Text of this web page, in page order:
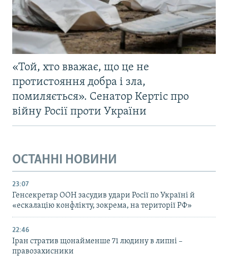
«Той, хто вважає, що це не
протистояння добра і зла,
помиляється». Сенатор Кертіс про
війну Росії проти України
ОСТАННІ НОВИНИ
23:07
Генсекретар ООН засудив удари Росії по Україні й
«ескалацію конфлікту, зокрема, на території РФ»
22:46
Іран стратив щонайменше 71 людину в липні –
правозахисники